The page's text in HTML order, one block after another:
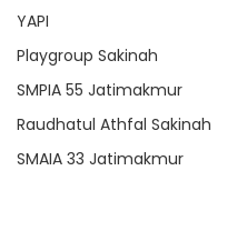
YAPI
Playgroup Sakinah
SMPIA 55 Jatimakmur
Raudhatul Athfal Sakinah
SMAIA 33 Jatimakmur